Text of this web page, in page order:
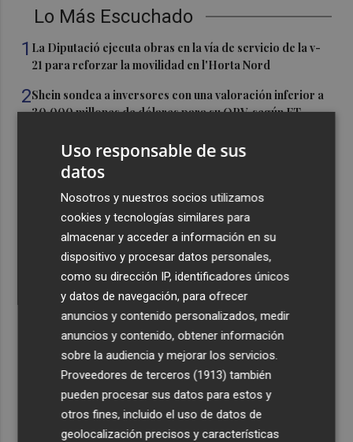
Lo Más Escuchado
1 La Diputació ejecuta obras en la vía de servicio de la v-
21 para reforzar la movilidad en l'Horta Nord
2Shein sondea a inversores con una valoración inferior a
30.000 millones de dólares para su OPV, según FT
Florentino Pérez refuerza su posición como principal
accionista de ACS y eleva su participación al 15%
La Femp se coordina con los gobiernos locales para el
eclipse solar del 12 de agosto
El incendio del Cerro Maestre de Jumilla activa el Plan
Infomur en situación 1
Recibe toda la actualidad de
Plaza Podcast en tu correo
Quiero suscribirme
Uso responsable de sus
datos
Nosotros y nuestros socios utilizamos
cookies y tecnologías similares para
almacenar y acceder a información en su
dispositivo y procesar datos personales,
como su dirección IP, identificadores únicos
y datos de navegación, para ofrecer
anuncios y contenido personalizados, medir
anuncios y contenido, obtener información
sobre la audiencia y mejorar los servicios.
Proveedores de terceros (1913) también
pueden procesar sus datos para estos y
otros fines, incluido el uso de datos de
geolocalización precisos y características